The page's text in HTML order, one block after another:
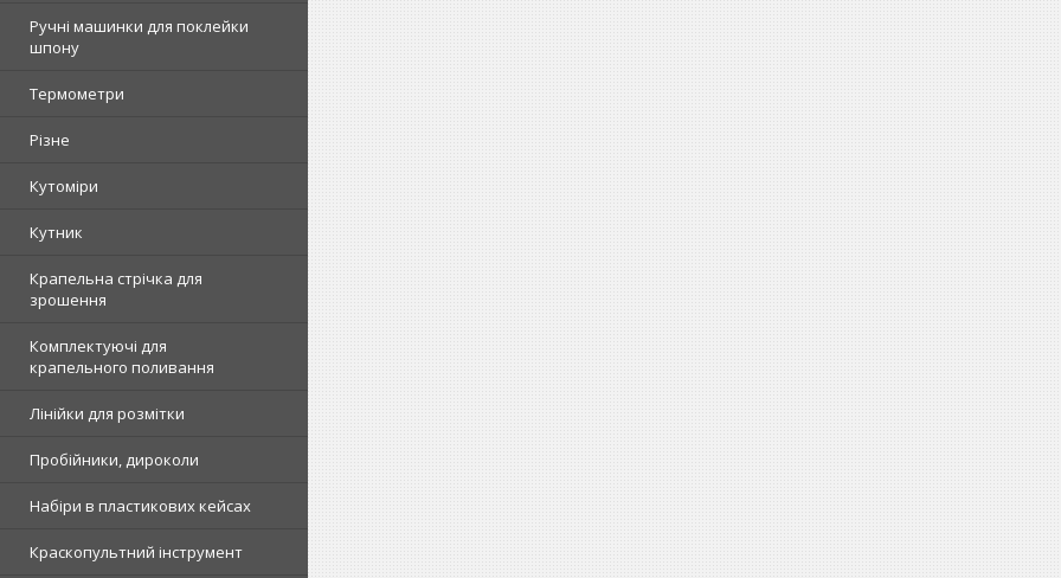
Ручні машинки для поклейки
шпону
Термометри
Різне
Кутоміри
Кутник
Крапельна стрічка для
зрошення
Комплектуючі для
крапельного поливання
Лінійки для розмітки
Пробійники, дироколи
Набіри в пластикових кейсах
Краскопультний інструмент